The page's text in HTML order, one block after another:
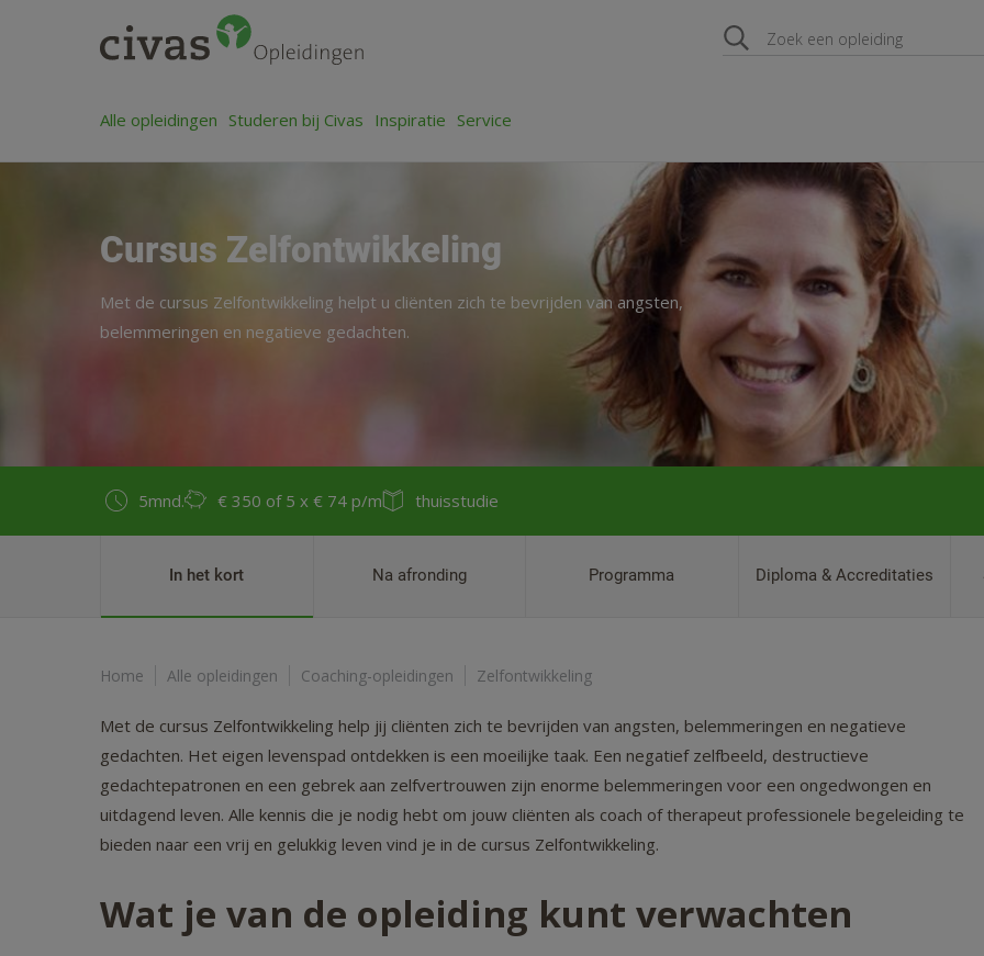
Alle opleidingen Studeren bij Civas Inspiratie Service
Cursus Zelfontwikkeling
Met de cursus Zelfontwikkeling helpt u cliënten zich te bevrijden van angsten,
belemmeringen en negatieve gedachten.
5mnd. € 350 of 5 x € 74 p/m thuisstudie
In het kort Na afronding Programma Diploma & Accreditaties
Home Alle opleidingen Coaching-opleidingen Zelfontwikkeling
Met de cursus Zelfontwikkeling help jij cliënten zich te bevrijden van angsten, belemmeringen en negatieve
gedachten. Het eigen levenspad ontdekken is een moeilijke taak. Een negatief zelfbeeld, destructieve
gedachtepatronen en een gebrek aan zelfvertrouwen zijn enorme belemmeringen voor een ongedwongen en
uitdagend leven. Alle kennis die je nodig hebt om jouw cliënten als coach of therapeut professionele begeleiding te
bieden naar een vrij en gelukkig leven vind je in de cursus Zelfontwikkeling.
Wat je van de opleiding kunt verwachten